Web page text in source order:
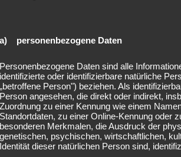
a) personenbezogene Daten
Personenbezogene Daten sind alle
identifizierte oder identifizierbare natürliche
„betroffene Person") beziehen. Als
Person angesehen, die direkt oder indirekt,
Zuordnung zu einer Kennung wie einem
Standortdaten, zu einer Online-Kennung oder
besonderen Merkmalen, die Ausdruck der
genetischen, psychischen, wirtschaftlichen,
Identität dieser natürlichen Person sind,